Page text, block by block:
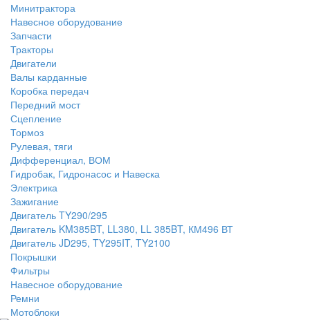
Минитрактора
Навесное оборудование
Запчасти
Тракторы
Двигатели
Валы карданные
Коробка передач
Передний мост
Сцепление
Тормоз
Рулевая, тяги
Дифференциал, ВОМ
Гидробак, Гидронасос и Навеска
Электрика
Зажигание
Двигатель TY290/295
Двигатель KM385BT, LL380, LL 385BT, КМ496 ВТ
Двигатель JD295, TY295IT, TY2100
Покрышки
Фильтры
Навесное оборудование
Ремни
Мотоблоки